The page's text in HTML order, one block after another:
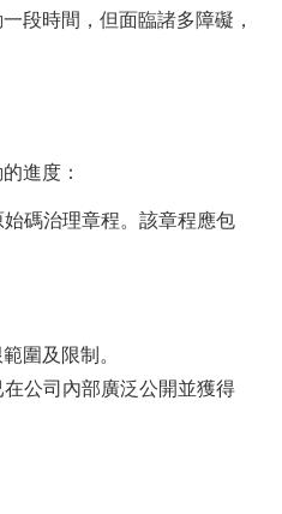
段時間，但面臨諸多障礙，
進度：
碼治理章程。該章程應包
圍及限制。
公司內部廣泛公開並獲得